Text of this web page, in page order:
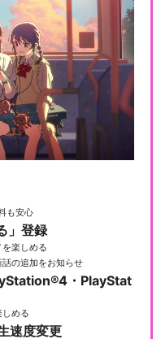
も安心
」登録
楽しめる
話の追加をお知らせ
・PlayStat
める
速度変更